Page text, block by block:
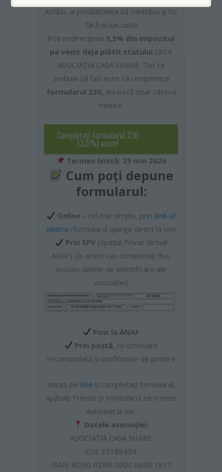
Astăzi, ai posibilitatea să contribui și tu,
fără niciun cost!
Poți redirecționa 3,5% din impozitul
pe venit deja plătit statului către
ASOCIAȚIA CASA SHARE. Tot ce
trebuie să faci este să completezi
formularul 230, durează doar câteva
minute.
Completaţi formularul 230
(3.5%) acum!
Termen limită: 25 mai 2026
Cum poți depune
formularul:
Online – cel mai simplu, prin link-ul
nostru (formularul ajunge direct la noi)
Prin SPV (Spațiul Privat Virtual
ANAF) (În acest caz completați dvs.
inclusiv datele de identificare ale
asociației)
Fizic la ANAF
Prin poștă, cu scrisoare
recomandată și confirmare de primire
Intrați pe linkși completați formularul,
apăsați Trimite și Formularul se trimite
automat la noi.
Datele asociației:
ASOCIAȚIA CASA SHARE
CUI: 35188439
IBAN: RO50 RZBR 0000 0600 1817